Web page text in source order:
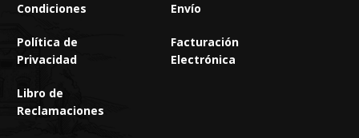
Condiciones
Política de
Privacidad
Libro de
Reclamaciones
Envío
Facturación
Electrónica